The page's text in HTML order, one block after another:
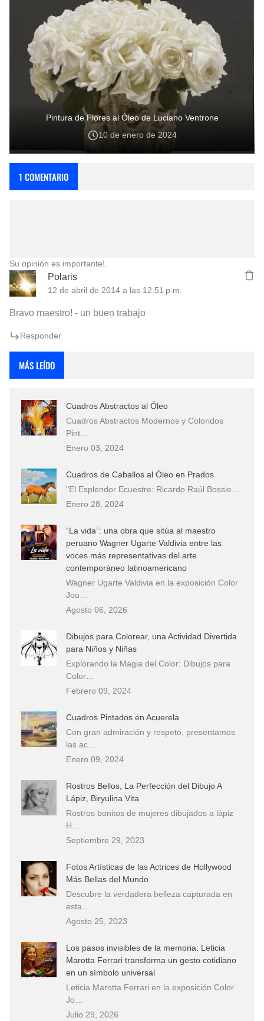
Pintura de Flores al Óleo de Luciano Ventrone
10 de enero de 2024
1 COMENTARIO
Su opinión es importante!.
Polaris
12 de abril de 2014 a las 12:51 p.m.
Bravo maestro! - un buen trabajo
Responder
MÁS LEÍDO
Cuadros Abstractos al Óleo
Cuadros Abstractos Modernos y Coloridos
Pint…
Enero 03, 2024
Cuadros de Caballos al Óleo en Prados
"El Esplendor Ecuestre: Ricardo Raúl Bossie…
Enero 28, 2024
“La vida”: una obra que sitúa al maestro
peruano Wagner Ugarte Valdivia entre las
voces más representativas del arte
contemporáneo latinoamericano
Wagner Ugarte Valdivia en la exposición Color
Jou…
Agosto 06, 2026
Dibujos para Colorear, una Actividad Divertida
para Niños y Niñas
Explorando la Magia del Color: Dibujos para
Color…
Febrero 09, 2024
Cuadros Pintados en Acuerela
Con gran admiración y respeto, presentamos
las ac…
Enero 09, 2024
Rostros Bellos, La Perfección del Dibujo A
Lápiz, Biryulina Vita
Rostros bonitos de mujeres dibujados a lápiz
H…
Septiembre 29, 2023
Fotos Artísticas de las Actrices de Hollywood
Más Bellas del Mundo
Descubre la verdadera belleza capturada en
esta…
Agosto 25, 2023
Los pasos invisibles de la memoria: Leticia
Marotta Ferrari transforma un gesto cotidiano
en un símbolo universal
Leticia Marotta Ferrari en la exposición Color
Jo…
Julio 29, 2026